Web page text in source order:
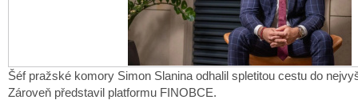
Šéf pražské komory Simon Slanina odhalil spletitou cestu do
Zároveň představil platformu FINOBCE.